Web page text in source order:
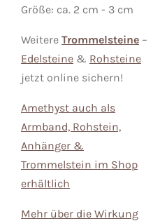
Größe: ca. 2 cm - 3 cm
Weitere Trommelsteine –
Edelsteine & Rohsteine
jetzt online sichern!
Amethyst auch als
Armband, Rohstein,
Anhänger &
Trommelstein im Shop
erhältlich
Mehr über die Wirkung